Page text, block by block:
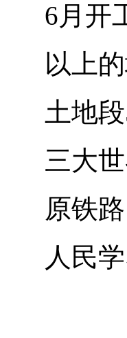
6月开
以上
土地
三大
原铁
人民